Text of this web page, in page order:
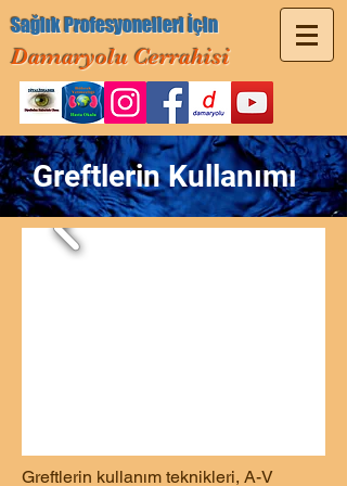
Sağlık Profesyonelleri İçin
Damaryolu Cerrahisi
Greftlerin Kullanımı
Greftlerin kullanım teknikleri, A-V